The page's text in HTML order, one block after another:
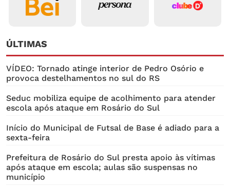
ÚLTIMAS
VÍDEO: Tornado atinge interior de Pedro Osório e
provoca destelhamentos no sul do RS
Seduc mobiliza equipe de acolhimento para atender
escola após ataque em Rosário do Sul
Início do Municipal de Futsal de Base é adiado para a
sexta-feira
Prefeitura de Rosário do Sul presta apoio às vítimas
após ataque em escola; aulas são suspensas no
município